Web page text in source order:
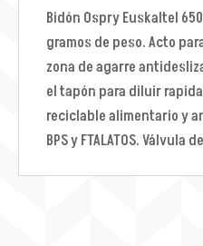
Bidón Ospry Euskaltel
gramos de peso. Acto
zona de agarre
el tapón para diluir
reciclable alimentario y
BPS y FTALATOS. Válvula